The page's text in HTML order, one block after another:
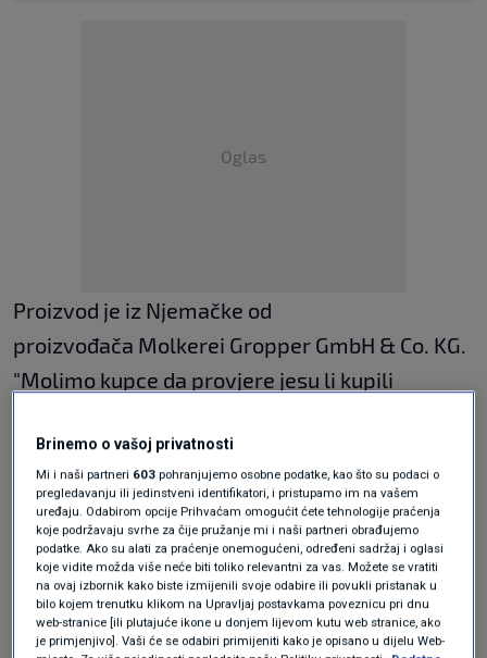
Oglas
Proizvod je iz Njemačke od
proizvođača Molkerei Gropper GmbH & Co. KG.
"Molimo kupce da provjere jesu li kupili
konzumacije te da ga vrate u najbližu Konzum
prodavaonicu gdje će im biti vraćen novac",
priopćili su iz Konzuma.
Kupcima su se ispričali na neugodnosti, ali i
dodali da im je u interesu da svi proizvodi koje
Brinemo o vašoj privatnosti
Mi i naši partneri 603 pohranjujemo osobne podatke, kao što su podaci o
pregledavanju ili jedinstveni identifikatori, i pristupamo im na vašem
uređaju. Odabirom opcije Prihvaćam omogućit ćete tehnologije praćenja
koje podržavaju svrhe za čije pružanje mi i naši partneri obrađujemo
podatke. Ako su alati za praćenje onemogućeni, određeni sadržaj i oglasi
koje vidite možda više neće biti toliko relevantni za vas. Možete se vratiti
na ovaj izbornik kako biste izmijenili svoje odabire ili povukli pristanak u
bilo kojem trenutku klikom na Upravljaj postavkama poveznicu pri dnu
web-stranice [ili plutajuće ikone u donjem lijevom kutu web stranice, ako
je primjenjivo]. Vaši će se odabiri primijeniti kako je opisano u dijelu Web-